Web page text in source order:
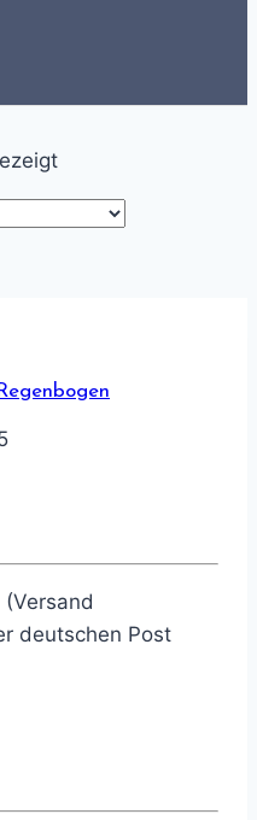
deutschen Post